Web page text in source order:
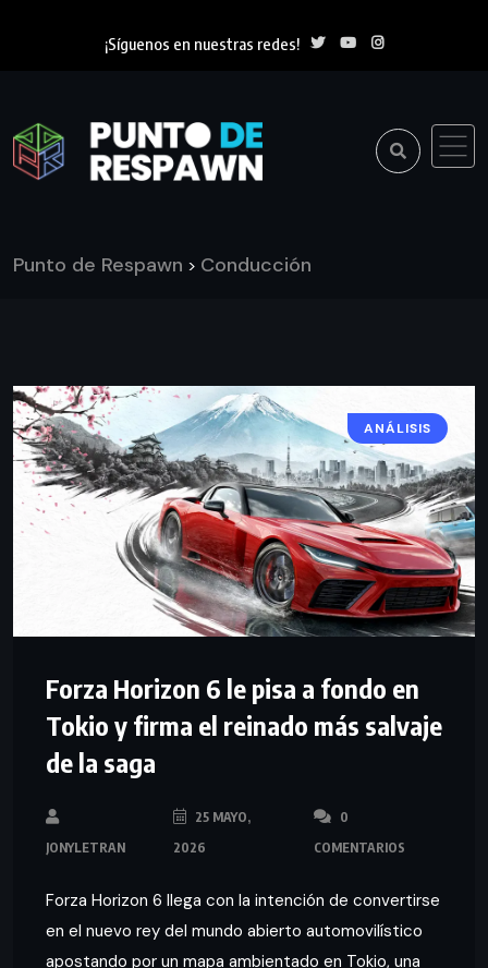
¡Síguenos en nuestras redes!
Punto de Respawn > Conducción
ANÁLISIS
Forza Horizon 6 le pisa a fondo en
Tokio y firma el reinado más salvaje
de la saga
JONYLETRAN
25 MAYO,
2026
0
COMENTARIOS
Forza Horizon 6 llega con la intención de convertirse
en el nuevo rey del mundo abierto automovilístico
apostando por un mapa ambientado en Tokio, una